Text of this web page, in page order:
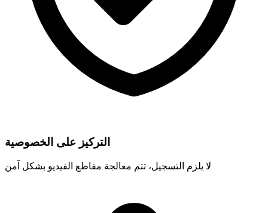
التركيز على الخصوصية
لا يلزم التسجيل، تتم معالجة مقاطع الفيديو بشكل آمن